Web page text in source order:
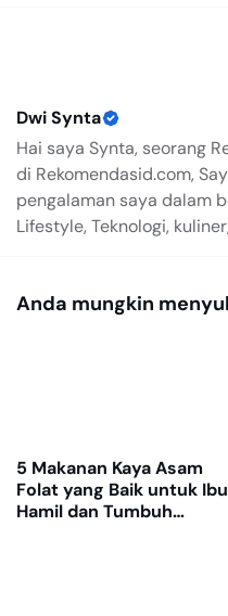
Dwi Synta
Hai saya Synta, seorang
di Rekomendasid.com,
pengalaman saya dalam
Lifestyle, Teknologi,
Anda mungkin
5 Makanan Kaya Asam
Folat yang Baik untuk Ibu
Hamil dan Tumbuh